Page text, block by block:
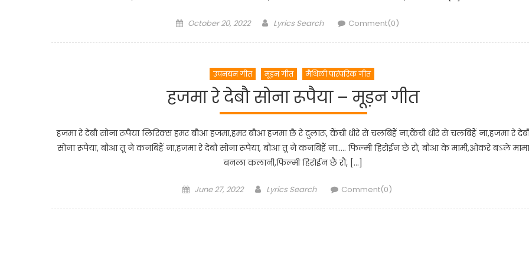
Posted
October 20, 2022 Author
Lyrics Search Comment(0)
उपनयन गीत मूड़न गीत मैथिली पारंपरिक गीत
हजमा रे देबौ सोना रूपैया – मूड़न गीत
हजमा रे देबौ सोना रूपैया लिरिक्स हमर बौआ हजमा,हमर बौआ हजमा छै रे दुलारू, कैंची धीरे से चलबिहैं ना,कैंची धीरे से चलबिहैं ना,हजमा रे
सोना रूपैया, बौआ तू नै कनबिहैं ना,हजमा रे देबौ सोना रूपैया, बौआ तू नै कनबिहैं ना….. फिल्मी हिरोईन छै रौ, बौआ के मामी,ओकरे बऽले मामा
बनला कलानी,फिल्मी हिरोईन छै रौ, […]
Posted
June 27, 2022 Author
Lyrics Search Comment(0)